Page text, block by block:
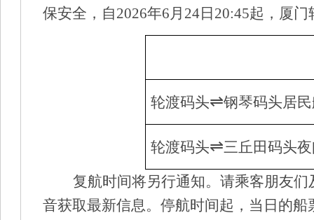
保安全，自2026年6月 24日 20:45起 ， 厦门
轮渡码头⇌钢琴码头居
轮渡码头⇌三丘田码头
复航时间将另行通知。请乘客朋友
音获取最新信息。 停航时间起，当日的船